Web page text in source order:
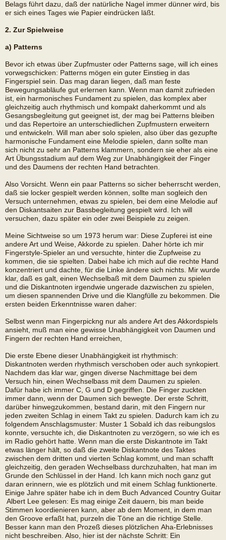
Belags führt dazu, daß der natürliche Nagel immer dünner wird, bis
er sich eines Tages wie Papier eindrücken läßt.
2. Zur Spielweise
a) Patterns
Bevor ich etwas über Zupfmuster oder Patterns sage, will ich eines
vorwegschicken: Patterns mögen ein guter Einstieg in das
Fingerspiel sein. Das mag daran liegen, daß man feste
Bewegungsabläufe gut erlernen kann. Wenn man damit zufrieden
ist, ein harmonisches Fundament zu spielen, das komplex aber
gleichzeitig auch rhythmisch und kompakt daherkommt und als
Gesangsbegleitung gut geeignet ist, der mag bei Patterns bleiben
und das Repertoire an unterschiedlichen Zupfmustern erweitern
und entwickeln. Will man aber solo spielen, also über das gezupfte
harmonische Fundament eine Melodie spielen, dann sollte man
sich nicht zu sehr an Patterns klammern, sondern sie eher als eine
Art Übungsstadium auf dem Weg zur Unabhängigkeit der Finger
und des Daumens der rechten Hand betrachten.
Also Vorsicht. Wenn ein paar Patterns so sicher beherrscht werden,
daß sie locker gespielt werden können, sollte man sogleich den
Versuch unternehmen, etwas zu spielen, bei dem eine Melodie auf
den Diskantsaiten zur Bassbegleitung gespielt wird. Ich will
versuchen, dazu später ein oder zwei Beispiele zu zeigen.
Meine Sichtweise so um 1973 herum war: Diese Zupferei ist eine
andere Art und Weise, Akkorde zu spielen. Daher hörte ich mir
Fingerstyle-Spieler an und versuchte, hinter die Zupfweise zu
kommen, die sie spielten. Dabei habe ich mich auf die rechte Hand
konzentriert und dachte, für die Linke ändere sich nichts. Mir wurde
klar, daß es galt, einen Wechselbaß mit dem Daumen zu spielen
und die Diskantnoten irgendwie ungerade dazwischen zu spielen,
um diesen spannenden Drive und die Klangfülle zu bekommen. Die
ersten beiden Erkenntnisse waren daher:
Selbst wenn man Fingerpickng nur als andere Art des Akkordspiels
ansieht, muß man eine gewisse Unabhängigkeit von Daumen und
Fingern der rechten Hand erreichen,
Die erste Ebene dieser Unabhängigkeit ist rhythmisch:
Diskantnoten werden rhythmisch verschoben oder auch synkopiert.
Nachdem das klar war, gingen diverse Nachmittage bei dem
Versuch hin, einen Wechselbass mit dem Daumen zu spielen.
Dafür habe ich immer C, G und D gegriffen. Die Finger zuckten
immer dann, wenn der Daumen sich bewegte. Der erste Schritt,
darüber hinwegzukommen, bestand darin, mit den Fingern nur
jeden zweiten Schlag in einem Takt zu spielen. Dadurch kam ich zu
folgendem Anschlagsmuster: Muster 1 Sobald ich das reibungslos
konnte, versuchte ich, die Diskantnoten zu verzögern, so wie ich es
im Radio gehört hatte. Wenn man die erste Diskantnote im Takt
etwas länger hält, so daß die zweite Diskantnote des Taktes
zwischen dem dritten und vierten Schlag kommt, und man schafft
gleichzeitig, den geraden Wechselbass durchzuhalten, hat man im
Grunde den Schlüssel in der Hand. Ich kann mich noch ganz gut
daran erinnern, wie es plötzlich und mit einem Schlag funktionerte.
Einige Jahre später habe ich in dem Buch Advanced Country Guitar
 Albert Lee gelesen: Es mag einige Zeit dauern, bis man beide
Stimmen koordienieren kann, aber ab dem Moment, in dem man
den Groove erfaßt hat, purzeln die Töne an die richtige Stelle.
Besser kann man den Prozeß dieses plötzlichen Aha-Erlebnisses
nicht beschreiben. Also, hier ist der nächste Schritt: Ein